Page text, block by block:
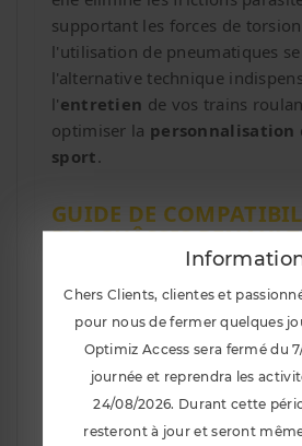
supportant les forces de
l'utilisation de pneumatiques
l'alternative technique
l'entretien de vos trains
optimiser la personnalisation
sport.
GUIDE DE
DES CHÂSSIS
Développée exclusivement
et place de la rotule inférieure
pivot indépendant, cette pièce
spécifiquement pour les
Renault Clio 3 RS Phase 1 &
16V F4R atmosphérique -
Cup, R27, Gordini - Années
Chers Clients, clientes et
pour nous de fermer quelques
Optimiz Access sera fermé du
journée et reprendra les
24/08/2026. Durant cette
resteront à jour et seront